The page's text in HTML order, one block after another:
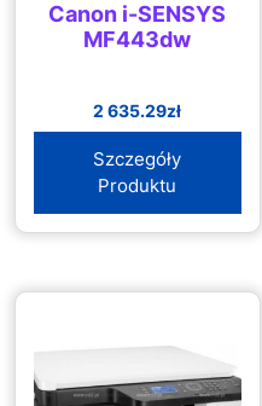
Canon i-SENSYS
MF443dw
2 635.29zł
Szczegóły
Produktu